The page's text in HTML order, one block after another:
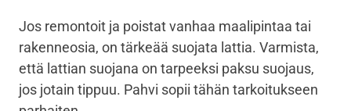
Jos remontoit ja poistat vanhaa maalipintaa tai
rakenneosia, on tärkeää suojata lattia. Varmista,
että lattian suojana on tarpeeksi paksu suojaus,
jos jotain tippuu. Pahvi sopii tähän tarkoitukseen